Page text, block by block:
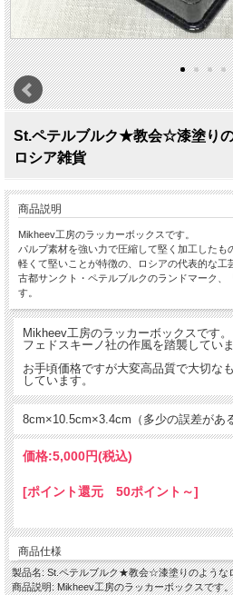
St.ペテルブルク★教会☆漆塗り
ロシア雑貨
商品説明
Mikheev工房のラッカーボックスです。
パルプ素材を強い力で圧縮して堅く加工したも
軽くて堅いことが特徴の、ロシアの代表的な工
古都サンクト・ペテルブルクのランドマーク、
す。
Mikheev工房のラッカーボックスです。
フェドスキーノ社の作風を踏襲していま
お手頃価格ですが大変高品質で大切な
しています。
8cm×10.5cm×3.4cm（多少の誤差があ
価格:5,000円(税込)
[ポイント還元 50ポイント～]
商品仕様
製品名: St.ペテルブルク★教会☆漆塗りのような
商品説明: Mikheev工房のラッカーボックスです